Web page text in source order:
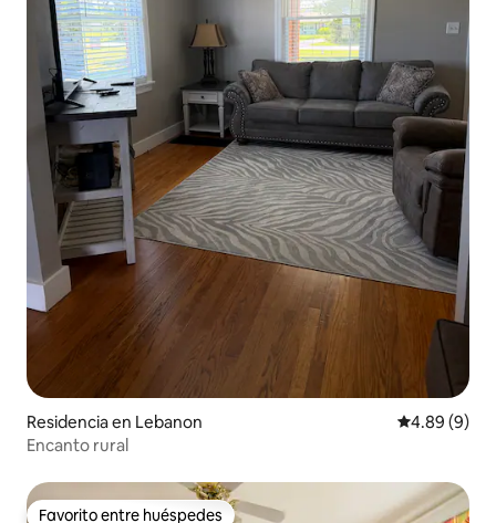
Residencia en Lebanon Calificación
4.89 (9)
Encanto rural
Favorito entre huéspedes